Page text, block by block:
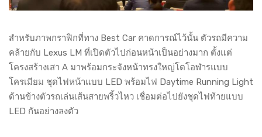
สำหรับภาพกราฟิกที่ทาง Best Car คาดการณ์ไว้นั้น ตัวรถมีความ
คล้ายกับ Lexus LM ที่เปิดตัวไปก่อนหน้าเป็นอย่างมาก ตั้งแต่
โครงสร้างเสา A มาพร้อมกระจังหน้าทรงใหญ่โตโอฬารแบบ
โครเมียม ชุดไฟหน้าแบบ LED พร้อมไฟ Daytime Running Light
ด้านข้างตัวรถเล่นเส้นสายพริ้วไหว เชื่อมต่อไปยังชุดไฟท้ายแบบ
LED กันอย่างลงตัว